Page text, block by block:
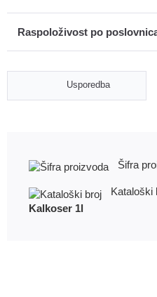
Raspoloživost po
Usporedba
Šifra
Kataloški
Kalkoser 1l